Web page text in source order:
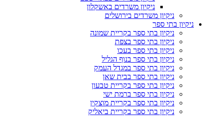
ניקיון משרדים באשקלון
ניקיון משרדים בירושלים
ניקיון בתי ספר
ניקיון בתי ספר בקריית שמונה
ניקיון בתי ספר בצפת
ניקיון בתי ספר בעכו
ניקיון בתי ספר בנוף הגליל
ניקיון בתי ספר במגדל העמק
ניקיון בתי ספר בבית שאן
ניקיון בתי ספר בקריית טבעון
ניקיון בתי ספר ברמת ישי
ניקיון בתי ספר בקריית מוצקין
ניקיון בתי ספר בקריית ביאליק